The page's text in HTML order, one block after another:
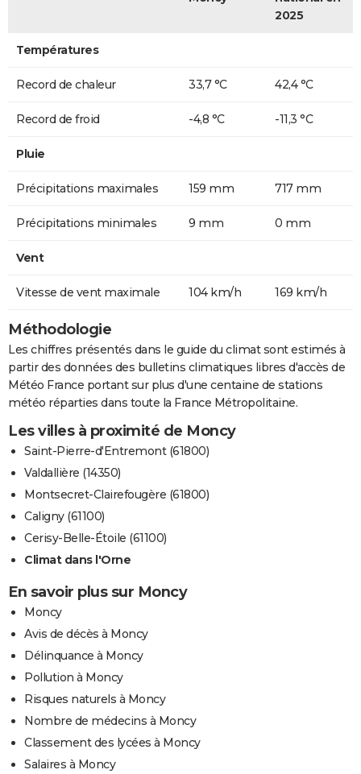
2025
Températures
Record de chaleur 33,7 °C 42,4 °C
Record de froid -4,8 °C -11,3 °C
Pluie
Précipitations maximales 159 mm 717 mm
Précipitations minimales 9 mm 0 mm
Vent
Vitesse de vent maximale 104 km/h 169 km/h
Méthodologie
Les chiffres présentés dans le guide du climat sont estimés à
partir des données des bulletins climatiques libres d'accès de
Météo France portant sur plus d'une centaine de stations
météo réparties dans toute la France Métropolitaine.
Les villes à proximité de Moncy
Saint-Pierre-d'Entremont (61800)
Valdallière (14350)
Montsecret-Clairefougère (61800)
Caligny (61100)
Cerisy-Belle-Étoile (61100)
Climat dans l'Orne
En savoir plus sur Moncy
Moncy
Avis de décès à Moncy
Délinquance à Moncy
Pollution à Moncy
Risques naturels à Moncy
Nombre de médecins à Moncy
Classement des lycées à Moncy
Salaires à Moncy